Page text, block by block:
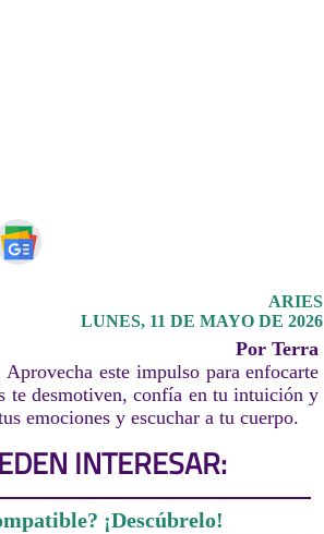
ARIES
LUNES, 11 DE MAYO DE 2026
Por Terra
este impulso para enfocarte
te desmotiven, confía en tu intuición y
emociones y escuchar a tu cuerpo.
INTERESAR:
¡Descúbrelo!